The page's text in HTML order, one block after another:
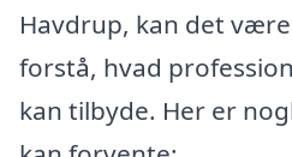
Havdrup, kan det
forstå, hvad
kan tilbyde. Her er